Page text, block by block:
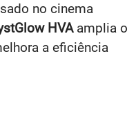
no cinema
HVAamplia o
a eficiência